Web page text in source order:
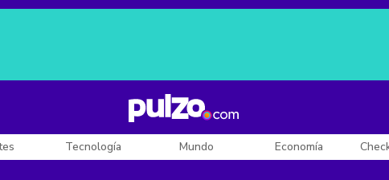
Posesión de De la Espriella
Tecnología Mundo Economía